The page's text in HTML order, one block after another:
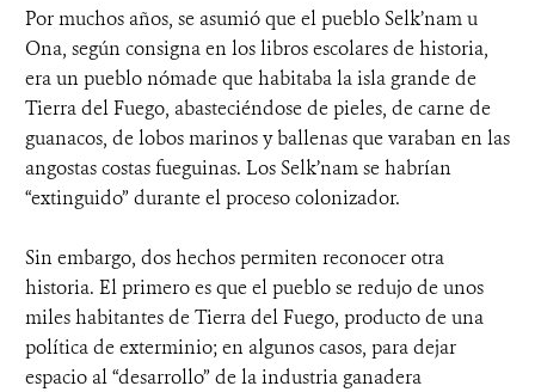
Por muchos años, se asumió que el pueblo Selk’nam u
Ona, según consigna en los libros escolares de historia,
era un pueblo nómade que habitaba la isla grande de
Tierra del Fuego, abasteciéndose de pieles, de carne de
guanacos, de lobos marinos y ballenas que varaban en las
angostas costas fueguinas. Los Selk’nam se habrían
“extinguido” durante el proceso colonizador.
Sin embargo, dos hechos permiten reconocer otra
historia. El primero es que el pueblo se redujo de unos
miles habitantes de Tierra del Fuego, producto de una
política de exterminio; en algunos casos, para dejar
espacio al “desarrollo” de la industria ganadera